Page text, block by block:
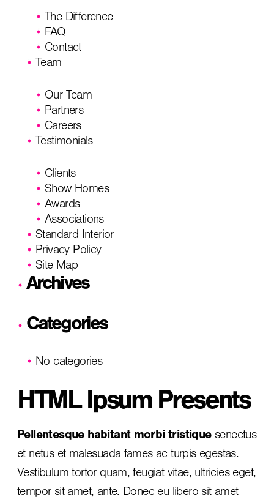
The Difference
FAQ
Contact
Team
Our Team
Partners
Careers
Testimonials
Clients
Show Homes
Awards
Associations
Standard Interior
Privacy Policy
Site Map
Archives
Categories
No categories
HTML Ipsum Presents
Pellentesque habitant morbi tristiquesenectus
et netus et malesuada fames ac turpis egestas.
Vestibulum tortor quam, feugiat vitae, ultricies eget,
tempor sit amet, ante. Donec eu libero sit amet